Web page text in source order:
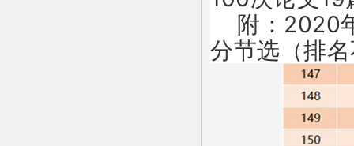
附： 2020
分节选（排